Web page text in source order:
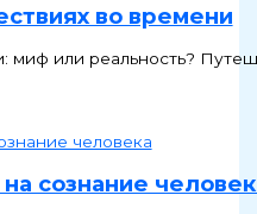
во времени
миф или реальность?
сознание